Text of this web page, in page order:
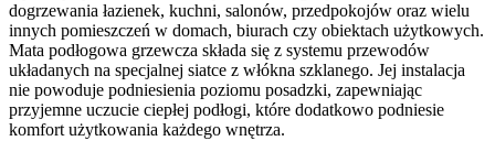
dogrzewania łazienek, kuchni, salonów, przedpokojów oraz wielu
innych pomieszczeń w domach, biurach czy obiektach użytkowych.
Mata podłogowa grzewcza składa się z systemu przewodów
układanych na specjalnej siatce z włókna szklanego. Jej instalacja
nie powoduje podniesienia poziomu posadzki, zapewniając
przyjemne uczucie ciepłej podłogi, które dodatkowo podniesie
komfort użytkowania każdego wnętrza.